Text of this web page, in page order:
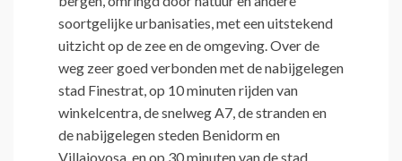
soortgelijke urbanisaties, met een uitstekend
uitzicht op de zee en de omgeving. Over de
weg zeer goed verbonden met de nabijgelegen
stad Finestrat, op 10 minuten rijden van
winkelcentra, de snelweg A7, de stranden en
de nabijgelegen steden Benidorm en
Villajoyosa, en op 30 minuten van de stad